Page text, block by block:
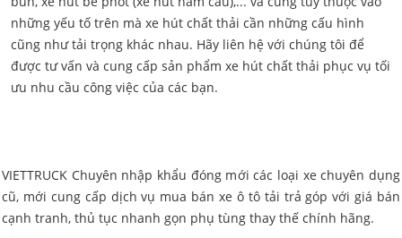
những yếu tố trên mà xe hút chất thải cần những cấu hình
cũng như tải trọng khác nhau. Hãy liên hệ với chúng tôi để
được tư vấn và cung cấp sản phẩm xe hút chất thải phục vụ tối
ưu nhu cầu công việc của các bạn.
VIETTRUCK Chuyên nhập khẩu đóng mới các loại xe chuyên dụng
cũ, mới cung cấp dịch vụ mua bán xe ô tô tải trả góp với giá bán
cạnh tranh, thủ tục nhanh gọn phụ tùng thay thế chính hãng.